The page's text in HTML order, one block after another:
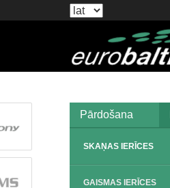
Pārdošana
SKAŅAS IERĪCES
GAISMAS IERĪCES